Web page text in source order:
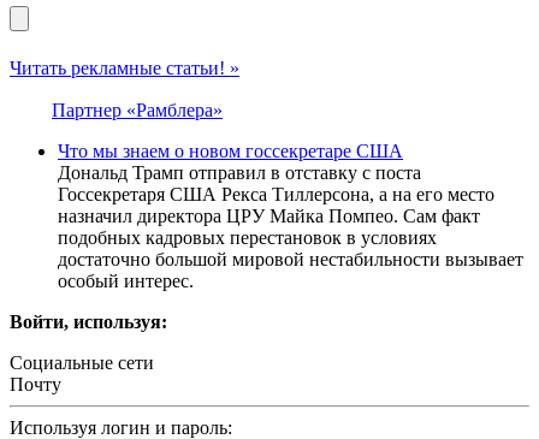
Читать рекламные статьи! »
Партнер «Рамблера»
Что мы знаем о новом госсекретаре США
Дональд Трамп отправил в отставку с поста
Госсекретаря США Рекса Тиллерсона, а на его место
назначил директора ЦРУ Майка Помпео. Сам факт
подобных кадровых перестановок в условиях
достаточно большой мировой нестабильности вызывает
особый интерес.
Войти, используя:
Социальные сети
Почту
Используя логин и пароль: